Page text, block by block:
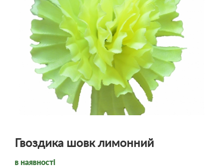
Гвоздика шовк лимонний
в наявності